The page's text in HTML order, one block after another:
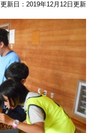
更新日：2019年12月12日更新